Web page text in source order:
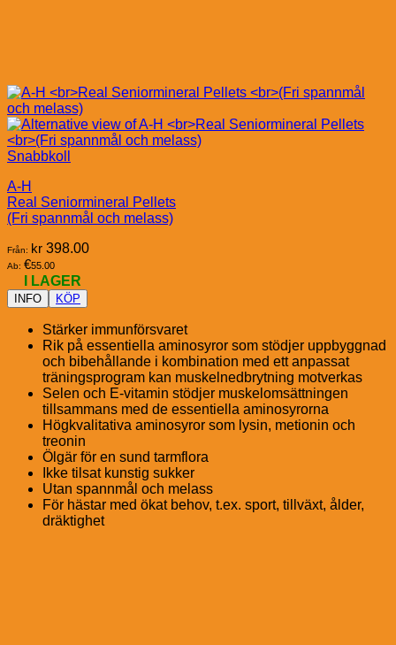
Snabbkoll
A-H
Real Seniormineral Pellets
(Fri spannmål och melass)
Från: kr 398.00
Ab: €55.00
I LAGER
INFO KÖP
Stärker immunförsvaret
Rik på essentiella aminosyror som stödjer uppbyggnad
och bibehållande i kombination med ett anpassat
träningsprogram kan muskelnedbrytning motverkas
Selen och E-vitamin stödjer muskelomsättningen
tillsammans med de essentiella aminosyrorna
Högkvalitativa aminosyror som lysin, metionin och
treonin
Ölgär för en sund tarmflora
Ikke tilsat kunstig sukker
Utan spannmål och melass
För hästar med ökat behov, t.ex. sport, tillväxt, ålder,
dräktighet